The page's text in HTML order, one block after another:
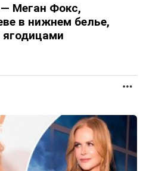
Меган Фокс,
в нижнем белье,